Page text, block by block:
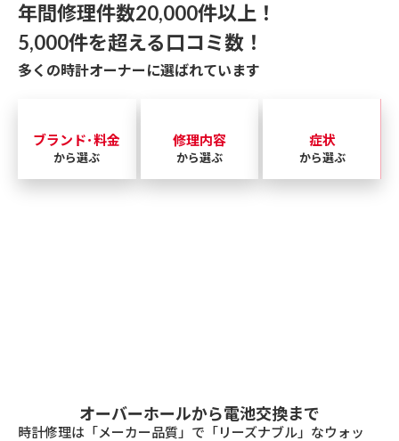
年間修理件数20,000件以上！
5,000件を超える口コミ数！
多くの時計オーナーに選ばれています
ブランド･料金
から選ぶ
修理内容
から選ぶ
症状
から選ぶ
オーバーホールから電池交換まで
時計修理は「メーカー品質」で「リーズナブル」なウォッ